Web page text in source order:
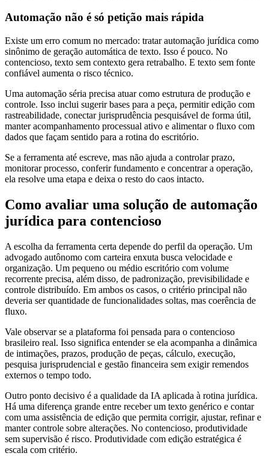
Automação não é só petição mais rápida
Existe um erro comum no mercado: tratar automação jurídica como
sinônimo de geração automática de texto. Isso é pouco. No
contencioso, texto sem contexto gera retrabalho. E texto sem fonte
confiável aumenta o risco técnico.
Uma automação séria precisa atuar como estrutura de produção e
controle. Isso inclui sugerir bases para a peça, permitir edição com
rastreabilidade, conectar jurisprudência pesquisável de forma útil,
manter acompanhamento processual ativo e alimentar o fluxo com
dados que façam sentido para a rotina do escritório.
Se a ferramenta até escreve, mas não ajuda a controlar prazo,
monitorar processo, conferir fundamento e concentrar a operação,
ela resolve uma etapa e deixa o resto do caos intacto.
Como avaliar uma solução de automação
jurídica para contencioso
A escolha da ferramenta certa depende do perfil da operação. Um
advogado autônomo com carteira enxuta busca velocidade e
organização. Um pequeno ou médio escritório com volume
recorrente precisa, além disso, de padronização, previsibilidade e
controle distribuído. Em ambos os casos, o critério principal não
deveria ser quantidade de funcionalidades soltas, mas coerência de
fluxo.
Vale observar se a plataforma foi pensada para o contencioso
brasileiro real. Isso significa entender se ela acompanha a dinâmica
de intimações, prazos, produção de peças, cálculo, execução,
pesquisa jurisprudencial e gestão financeira sem exigir remendos
externos o tempo todo.
Outro ponto decisivo é a qualidade da IA aplicada à rotina jurídica.
Há uma diferença grande entre receber um texto genérico e contar
com uma assistência de edição que permita corrigir, ajustar, refinar e
manter controle sobre alterações. No contencioso, produtividade
sem supervisão é risco. Produtividade com edição estratégica é
escala com critério.